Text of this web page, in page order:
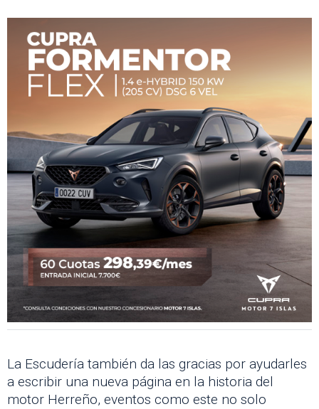
La Escudería también da las gracias por ayudarles
a escribir una nueva página en la historia del
motor Herreño, eventos como este no solo